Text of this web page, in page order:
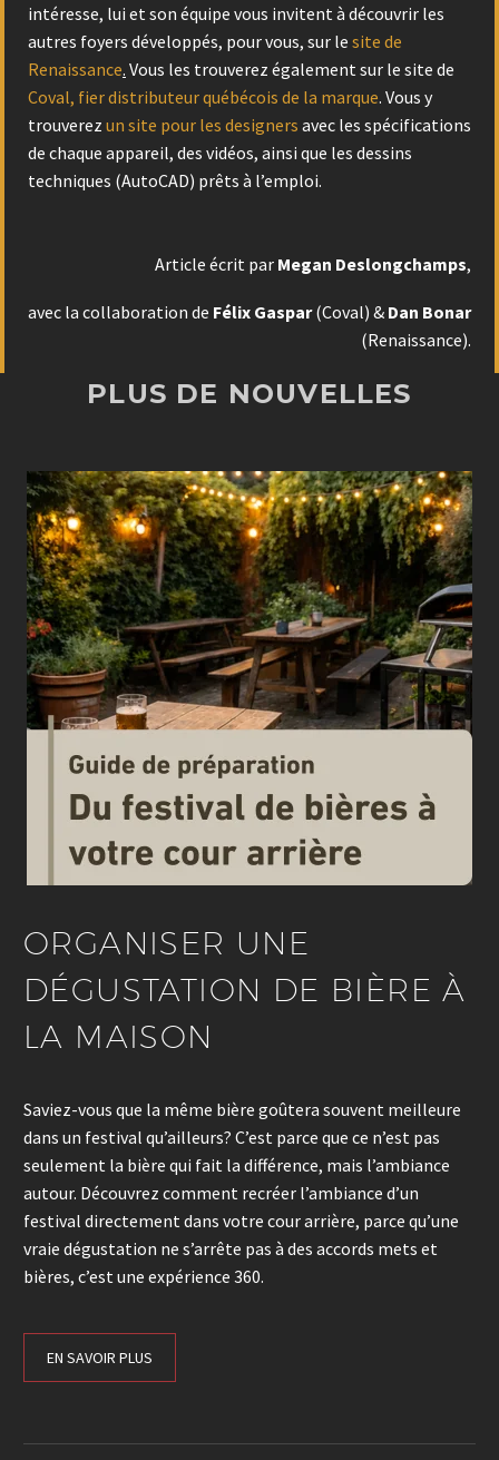
intéresse, lui et son équipe vous invitent à découvrir les
autres foyers développés, pour vous, sur le site de
Renaissance. Vous les trouverez également sur le site de
Coval, fier distributeur québécois de la marque. Vous y
trouverez un site pour les designers avec les spécifications
de chaque appareil, des vidéos, ainsi que les dessins
techniques (AutoCAD) prêts à l’emploi.
Article écrit par Megan Deslongchamps,
avec la collaboration de Félix Gaspar(Coval) & Dan Bonar
(Renaissance).
PLUS DE NOUVELLES
ORGANISER UNE
DÉGUSTATION DE BIÈRE À
LA MAISON
Saviez-vous que la même bière goûtera souvent meilleure
dans un festival qu’ailleurs? C’est parce que ce n’est pas
seulement la bière qui fait la différence, mais l’ambiance
autour. Découvrez comment recréer l’ambiance d’un
festival directement dans votre cour arrière, parce qu’une
vraie dégustation ne s’arrête pas à des accords mets et
bières, c’est une expérience 360.
EN SAVOIR PLUS